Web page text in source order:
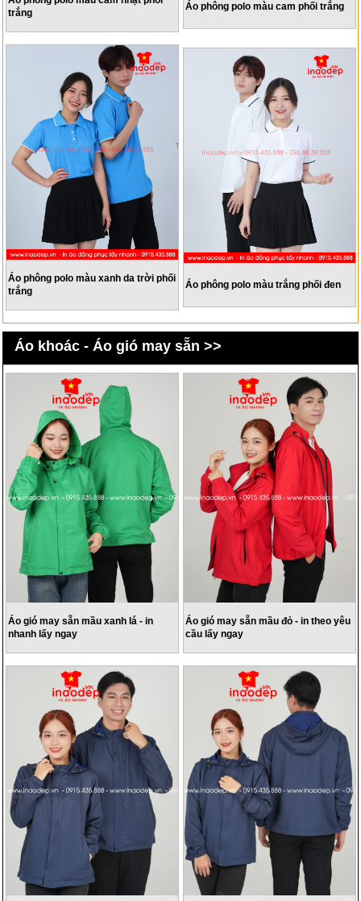
trắng
Áo phông polo màu cam phối trắng
Áo phông polo màu xanh da trời phối
trắng
Áo phông polo màu trắng phối đen
Áo khoác - Áo gió may sẵn >>
Áo gió may sẵn mầu xanh lá - in
nhanh lấy ngay
Áo gió may sẵn mầu đỏ - in theo yêu
cầu lấy ngay